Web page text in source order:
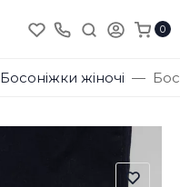
0
Босоніжки жіночі